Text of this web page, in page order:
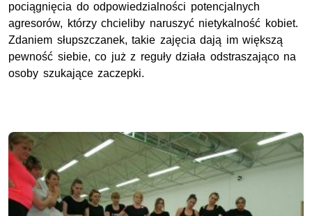
pociągnięcia do odpowiedzialności potencjalnych
agresorów, którzy chcieliby naruszyć nietykalność kobiet.
Zdaniem słupszczanek, takie zajęcia dają im większą
pewność siebie, co już z reguły działa odstraszająco na
osoby szukające zaczepki.